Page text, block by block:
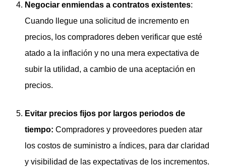
Negociar enmiendas a contratos existentes:
Cuando llegue una solicitud de incremento en
precios, los compradores deben verificar que esté
atado a la inflación y no una mera expectativa de
subir la utilidad, a cambio de una aceptación en
precios.
Evitar precios fijos por largos periodos de
tiempo: Compradores y proveedores pueden atar
los costos de suministro a índices, para dar claridad
y visibilidad de las expectativas de los incrementos.